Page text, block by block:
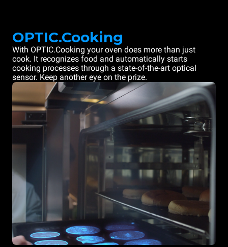
OPTIC.Cooking
With OPTIC.Cooking your oven does more than just
cook. It recognizes food and automatically starts
cooking processes through a state-of-the-art optical
sensor. Keep another eye on the prize.